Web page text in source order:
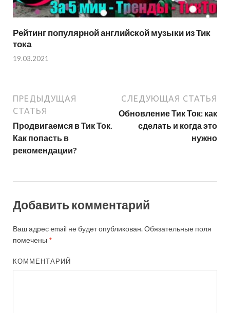
Рейтинг популярной английской музыки из Тик
тока
19.03.2021
ПРЕДЫДУЩАЯ
СТАТЬЯ
Продвигаемся в Тик Ток.
Как попасть в
рекомендации?
СЛЕДУЮЩАЯ СТАТЬЯ
Обновление Тик Ток: как
сделать и когда это
нужно
Добавить комментарий
Ваш адрес email не будет опубликован.Обязательные поля
помечены *
КОММЕНТАРИЙ